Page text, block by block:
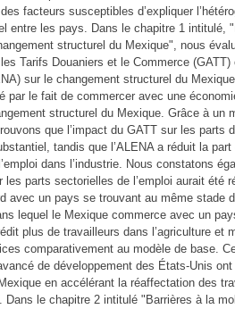
facteurs susceptibles d’expliquer
entre les pays. Dans le chapitre 1 intitulé,
structurel du Mexique", nous
les Tarifs Douaniers et le Commerce
sur le changement structurel du
par le fait de commercer avec une
structurel du Mexique. Grâce à un
que l’impact du GATT sur les parts
tandis que l’ALENA a réduit la part
dans l’industrie. Nous constatons
les parts sectorielles de l’emploi aurait été
avec un pays se trouvant au même stade
lequel le Mexique commerce avec un
plus de travailleurs dans l’agriculture et
comparativement au modèle de base.
de développement des États-Unis
en accélérant la réaffectation des
Dans le chapitre 2 intitulé "Barrières à la